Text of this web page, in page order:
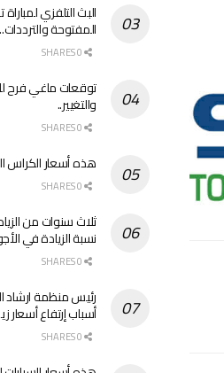
البث التلفزي
المفتوحة والترددات..
والتغيير..
هذه أسعار الكراس
ثلاث سنوات من
نسبة الزيادة في
رئيس منظمة ارشاد
أسباب إرتفاع أسعار